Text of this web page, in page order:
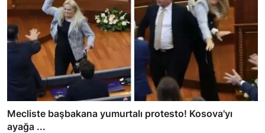
Mecliste başbakana yumurtalı protesto! Kosova'yı
ayağa ...